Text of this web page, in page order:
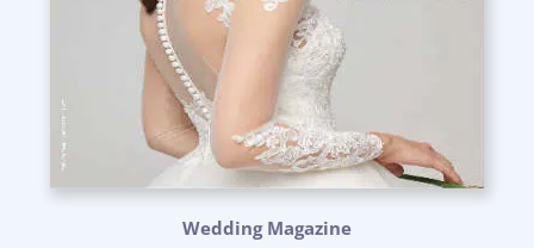
Wedding Magazine